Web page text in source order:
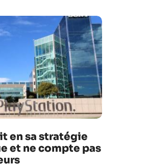
en sa stratégie
et ne compte pas